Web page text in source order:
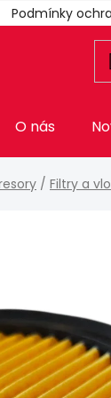
Podmínky
O nás
/ Filtry a